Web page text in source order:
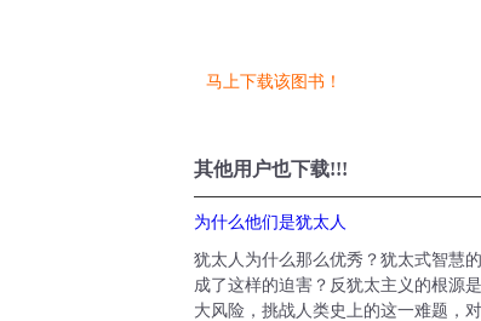
马上下载该图书！
其他用户也下载!!!
为什么他们是犹太人
犹太人为什么那么优秀？犹太式智慧
成了这样的迫害？反犹太主义的根源
大风险，挑战人类史上的这一难题，